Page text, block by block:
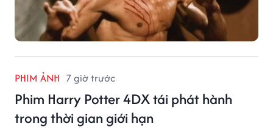
PHIM ẢNH 7 giờ trước
Phim Harry Potter 4DX tái phát hành
trong thời gian giới hạn